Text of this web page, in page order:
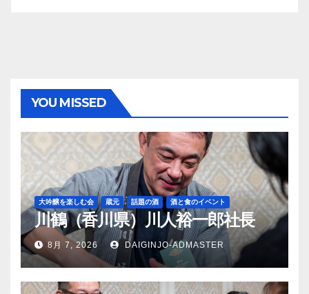
YOU MISSED
大吟醸を楽しむ会 蔵元 話題の酒 酒と食のイベント
川鶴（香川県）川人裕一郎社長
8月 7, 2026 DAIGINJO-ADMASTER